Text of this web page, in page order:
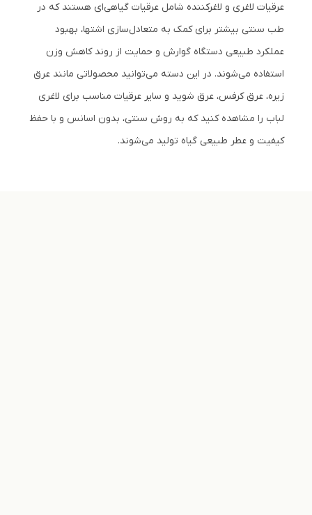
عرقیات لاغری و لاغرکننده شامل عرقیات گیاهی‌ای هستند که در
طب سنتی بیشتر برای کمک به متعادل‌سازی اشتها، بهبود
عملکرد طبیعی دستگاه گوارش و حمایت از روند کاهش وزن
استفاده می‌شوند. در این دسته می‌توانید محصولاتی مانند عرق
زیره، عرق کرفس، عرق شوید و سایر عرقیات مناسب برای لاغری
لباب را مشاهده کنید که به روش سنتی، بدون اسانس و با حفظ
کیفیت و عطر طبیعی گیاه تولید می‌شوند.